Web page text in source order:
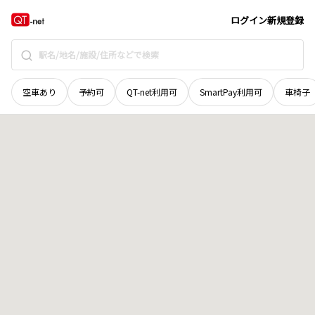
ログイン新規登録
空車あり 予約可 QT-net利用可 SmartPay利用可 車椅子
岡山県